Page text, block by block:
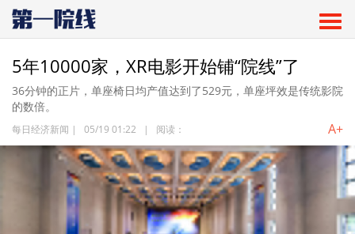
5年10000家，XR电影开始铺“院线”了
36分钟的正片，单座椅日均产值达到了529元，单座坪效是传统影院
的数倍。
每日经济新闻 | 05/19 01:22 | 阅读： A+